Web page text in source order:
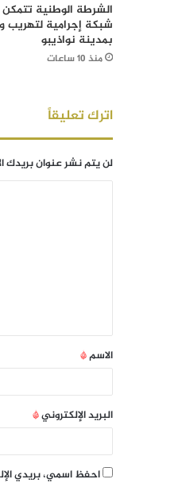
الشرطة الوطنية
شبكة إجرامية لتهريب
بمدينة نواذيبو
منذ 10 ساعات
اترك تعليقاً
لن يتم نشر عنوان بريدك
الاسم*
البريد الإلكتروني*
احفظ اسمي، بريدي